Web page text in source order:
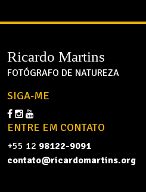
Ricardo Martins
FOTÓGRAFO DE NATUREZA
SIGA-ME
ENTRE EM CONTATO
+55 12 98122-9091
contato@ricardomartins.org